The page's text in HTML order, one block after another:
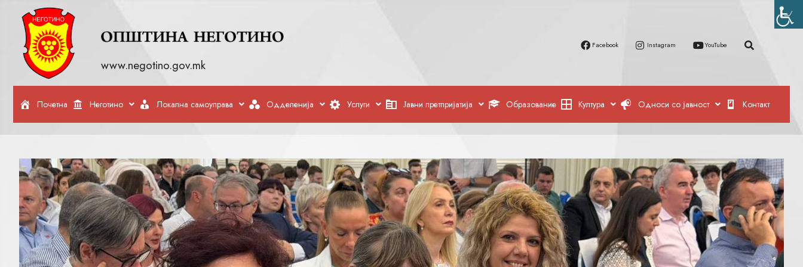
www.negotino.gov.mk
Facebook Instagram YouTube
Почетна Неготино Локална самоуправа Одделенија Услуги Јавни претпријатија Образование Култура Односи со јавност Контакт